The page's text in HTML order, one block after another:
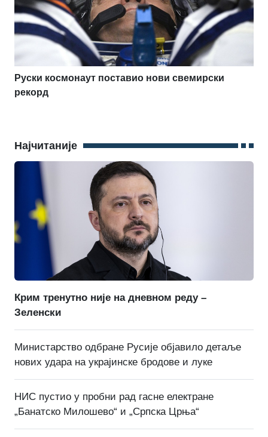
Руски космонаут поставио нови свемирски
рекорд
Најчитаније
Крим тренутно није на дневном реду –
Зеленски
Министарство одбране Русије објавило детаље
нових удара на украјинске бродове и луке
НИС пустио у пробни рад гасне електране
„Банатско Милошево“ и „Српска Црња“